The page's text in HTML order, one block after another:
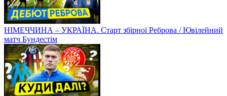
НІМЕЧЧИНА – УКРАЇНА. Старт збірної Реброва / Ювілейний
матч Бундестім